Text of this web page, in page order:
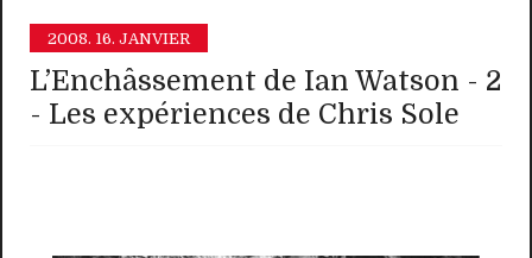
2008. 16. JANVIER
L’Enchâssement de Ian Watson - 2
- Les expériences de Chris Sole